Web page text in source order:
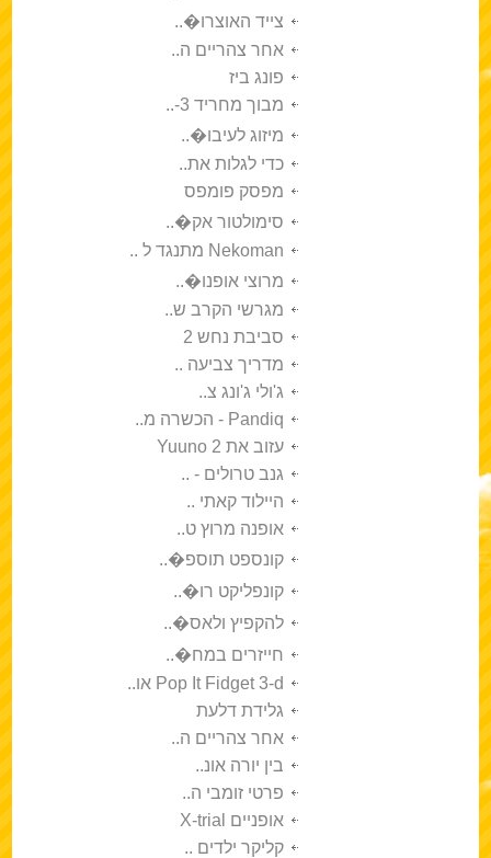
צייד האוצרו�..
אחר צהריים ה..
פונג ביז
מבוך מחריד 3-..
מיזוג לעיבו�..
כדי לגלות את..
מפסק פומפס
סימולטור אק�..
Nekoman מתנגד ל ..
מרוצי אופנו�..
מגרשי הקרב ש..
סביבת נחש 2
מדריך צביעה ..
ג'ולי ג'ונג צ..
Pandiq - הכשרה מ..
עזוב את Yuuno 2
גנב טרולים - ..
היילוד קאתי ..
אופנה מרוץ ט..
קונספט תוספ�..
קונפליקט רו�..
להקפיץ ולאס�..
חייזרים במח�..
Pop It Fidget 3-d או..
גלידת דלעת
אחר צהריים ה..
בין יורה אונ..
פרטי זומבי ה..
אופניים X-trial
קליקר ילדים ..